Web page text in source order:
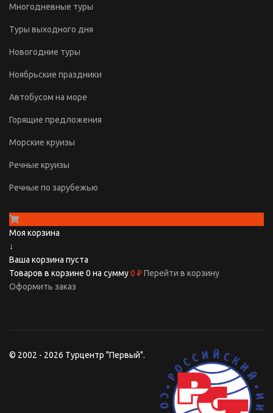
Многодневные туры
Туры выходного дня
Новогодние туры
Ноябрьские праздники
Автобусом на море
Горящие предложения
Морские круизы
Речные круизы
Речные по зарубежью
Моя корзина
↓
Ваша корзина пуста
Товаров в корзине 0 на сумму0 ₽Перейти в корзину
Оформить заказ
© 2002 - 2026 Турцентр "Первый".